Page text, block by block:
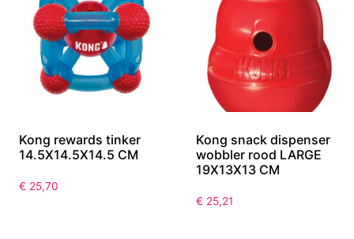
Kong rewards tinker
14.5X14.5X14.5 CM
€ 25,70
Kong snack dispenser
wobbler rood LARGE
19X13X13 CM
€ 25,21